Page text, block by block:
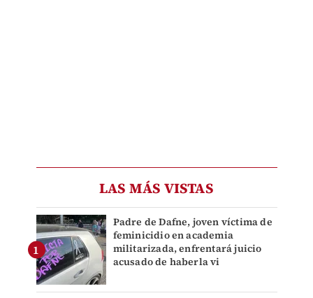
LAS MÁS VISTAS
Padre de Dafne, joven víctima de
feminicidio en academia
militarizada, enfrentará juicio
acusado de haberla vi